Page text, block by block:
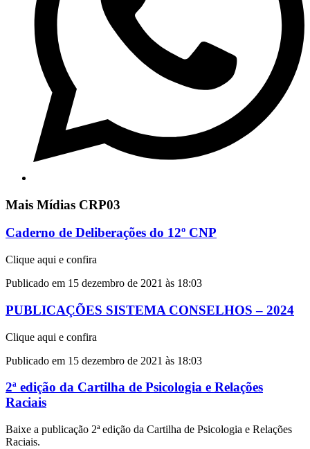
Mais Mídias CRP03
Caderno de Deliberações do 12º CNP
Clique aqui e confira
Publicado em 15 dezembro de 2021 às 18:03
PUBLICAÇÕES SISTEMA CONSELHOS – 2024
Clique aqui e confira
Publicado em 15 dezembro de 2021 às 18:03
2ª edição da Cartilha de Psicologia e Relações
Raciais
Baixe a publicação 2ª edição da Cartilha de Psicologia e Relações
Raciais.